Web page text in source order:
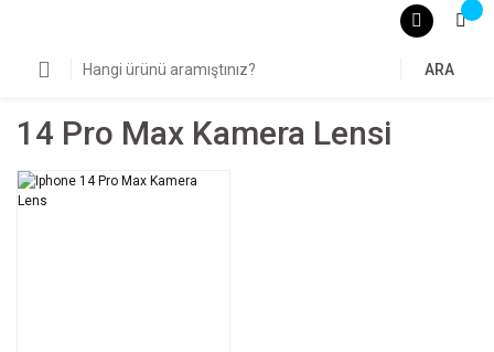
ARA
14 Pro Max Kamera Lensi